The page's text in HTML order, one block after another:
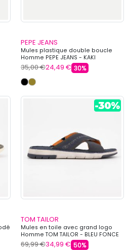
PEPE JEANS
Mules plastique double boucle
Homme PEPE JEANS - KAKI
35,00 €24,49 € 30%
TOM TAILOR
Mules en toile avec grand logo
Homme TOM TAILOR - BLEU FONCE
69,99 €34,99 € 50%